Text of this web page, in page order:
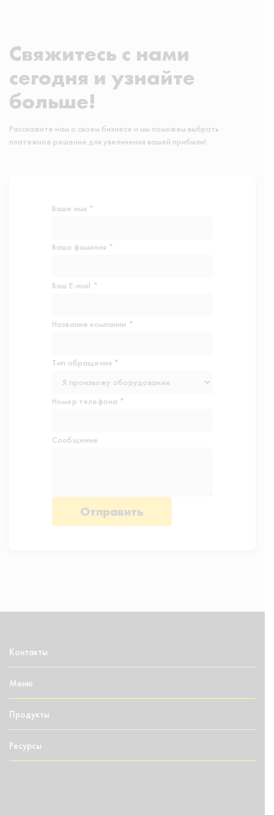
Свяжитесь с нами
сегодня и узнайте
больше!
Расскажите нам о своем бизнесе и мы поможем выбрать
платежное решение для увеличения вашей прибыли!
Ваше имя *
Ваша фамилия *
Ваш E-mail *
Название компании *
Тип обращения *
Номер телефона *
Сообщение
Меню
Продукты
Ресурсы
Контакты